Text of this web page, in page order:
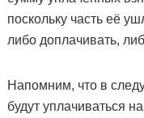
поскольку часть её
либо доплачивать,
Напомним, что в
будут уплачиваться